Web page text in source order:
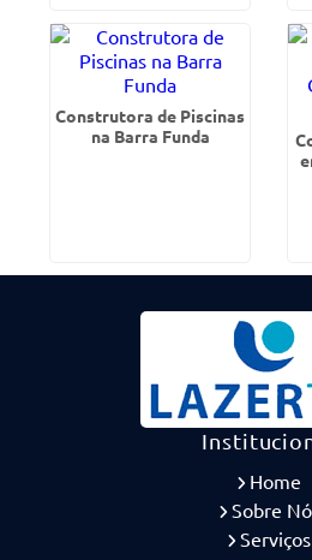
Construtora de Piscinas
na Barra Funda
Home
Sobre
Serviços